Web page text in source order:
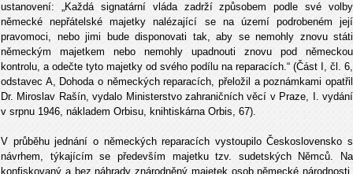
ustanovení: „Každá signatární vláda zadrží způsobem podle své volby
německé nepřátelské majetky nalézající se na území podrobeném její
pravomoci, nebo jimi bude disponovati tak, aby se nemohly znovu státi
německým majetkem nebo nemohly upadnouti znovu pod německou
kontrolu, a odečte tyto majetky od svého podílu na reparacích.“ (Část I, čl. 6,
odstavec A, Dohoda o německých reparacích, přeložil a poznámkami opatřil
Dr. Miroslav Rašín, vydalo Ministerstvo zahraničních věcí v Praze, I. vydání
v srpnu 1946, nákladem Orbisu, knihtiskárna Orbis, 67).
V průběhu jednání o německých reparacích vystoupilo Československo s
návrhem, týkajícím se především majetku tzv. sudetských Němců. Na
konfiskovaný a bez náhrady znárodněný majetek osob německé národnosti,